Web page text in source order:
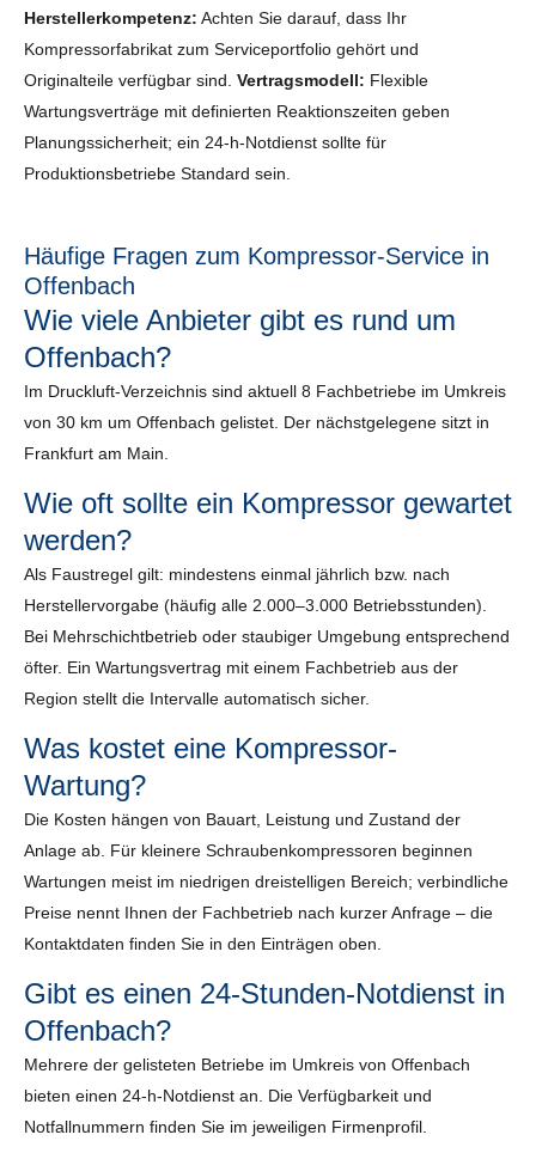
Herstellerkompetenz: Achten Sie darauf, dass Ihr
Kompressorfabrikat zum Serviceportfolio gehört und
Originalteile verfügbar sind. Vertragsmodell: Flexible
Wartungsverträge mit definierten Reaktionszeiten geben
Planungssicherheit; ein 24-h-Notdienst sollte für
Produktionsbetriebe Standard sein.
Häufige Fragen zum Kompressor-Service in
Offenbach
Wie viele Anbieter gibt es rund um
Offenbach?
Im Druckluft-Verzeichnis sind aktuell 8 Fachbetriebe im Umkreis
von 30 km um Offenbach gelistet. Der nächstgelegene sitzt in
Frankfurt am Main.
Wie oft sollte ein Kompressor gewartet
werden?
Als Faustregel gilt: mindestens einmal jährlich bzw. nach
Herstellervorgabe (häufig alle 2.000–3.000 Betriebsstunden).
Bei Mehrschichtbetrieb oder staubiger Umgebung entsprechend
öfter. Ein Wartungsvertrag mit einem Fachbetrieb aus der
Region stellt die Intervalle automatisch sicher.
Was kostet eine Kompressor-
Wartung?
Die Kosten hängen von Bauart, Leistung und Zustand der
Anlage ab. Für kleinere Schraubenkompressoren beginnen
Wartungen meist im niedrigen dreistelligen Bereich; verbindliche
Preise nennt Ihnen der Fachbetrieb nach kurzer Anfrage – die
Kontaktdaten finden Sie in den Einträgen oben.
Gibt es einen 24-Stunden-Notdienst in
Offenbach?
Mehrere der gelisteten Betriebe im Umkreis von Offenbach
bieten einen 24-h-Notdienst an. Die Verfügbarkeit und
Notfallnummern finden Sie im jeweiligen Firmenprofil.